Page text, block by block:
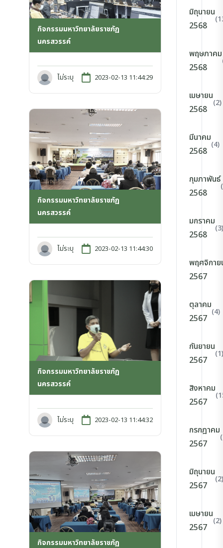
กิจกรรมมหาวิทยาลัยราชภัฏ
นครสวรรค์
ไม่ระบุ 2023-02-13 11:44:29
กิจกรรมมหาวิทยาลัยราชภัฏ
นครสวรรค์
ไม่ระบุ 2023-02-13 11:44:30
กิจกรรมมหาวิทยาลัยราชภัฏ
นครสวรรค์
ไม่ระบุ 2023-02-13 11:44:32
กิจกรรมมหาวิทยาลัยราชภัฏ
มิถุนายน
2568
พฤษภาคม
2568
เมษายน
2568
(2)
มีนาคม
2568
(4)
กุมภาพันธ์
2568
มกราคม
2568
(3)
พฤศจิกาย
2567
ตุลาคม
2567
(4)
กันยายน
2567
(1)
สิงหาคม
2567
กรกฎาคม
2567
มิถุนายน
2567
(2)
เมษายน
2567
(2)